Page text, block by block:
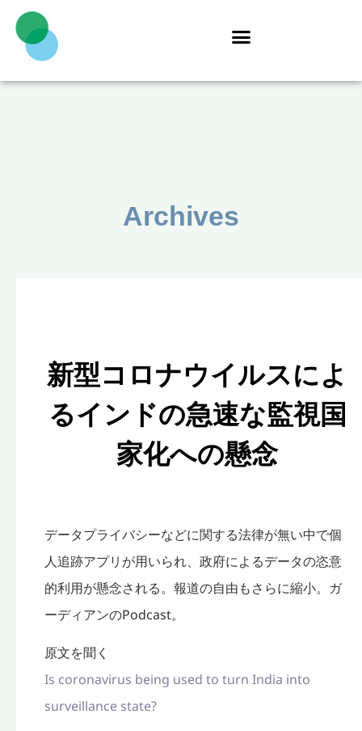
Archives
新型コロナウイルスによ
るインドの急速な監視国
家化への懸念
データプライバシーなどに関する法律が無い中で個
人追跡アプリが用いられ、政府によるデータの恣意
的利用が懸念される。報道の自由もさらに縮小。ガ
ーディアンのPodcast。
原文を聞く
Is coronavirus being used to turn India into
surveillance state?